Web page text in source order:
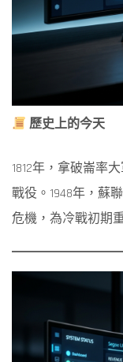
歷史上的今天
1812年，拿破崙率
戰役。 1948年，蘇
危機，為冷戰初期